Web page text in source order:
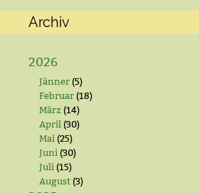
Archiv
2026
Jänner (5)
Februar (18)
März (14)
April (30)
Mai (25)
Juni (30)
Juli (15)
August (3)